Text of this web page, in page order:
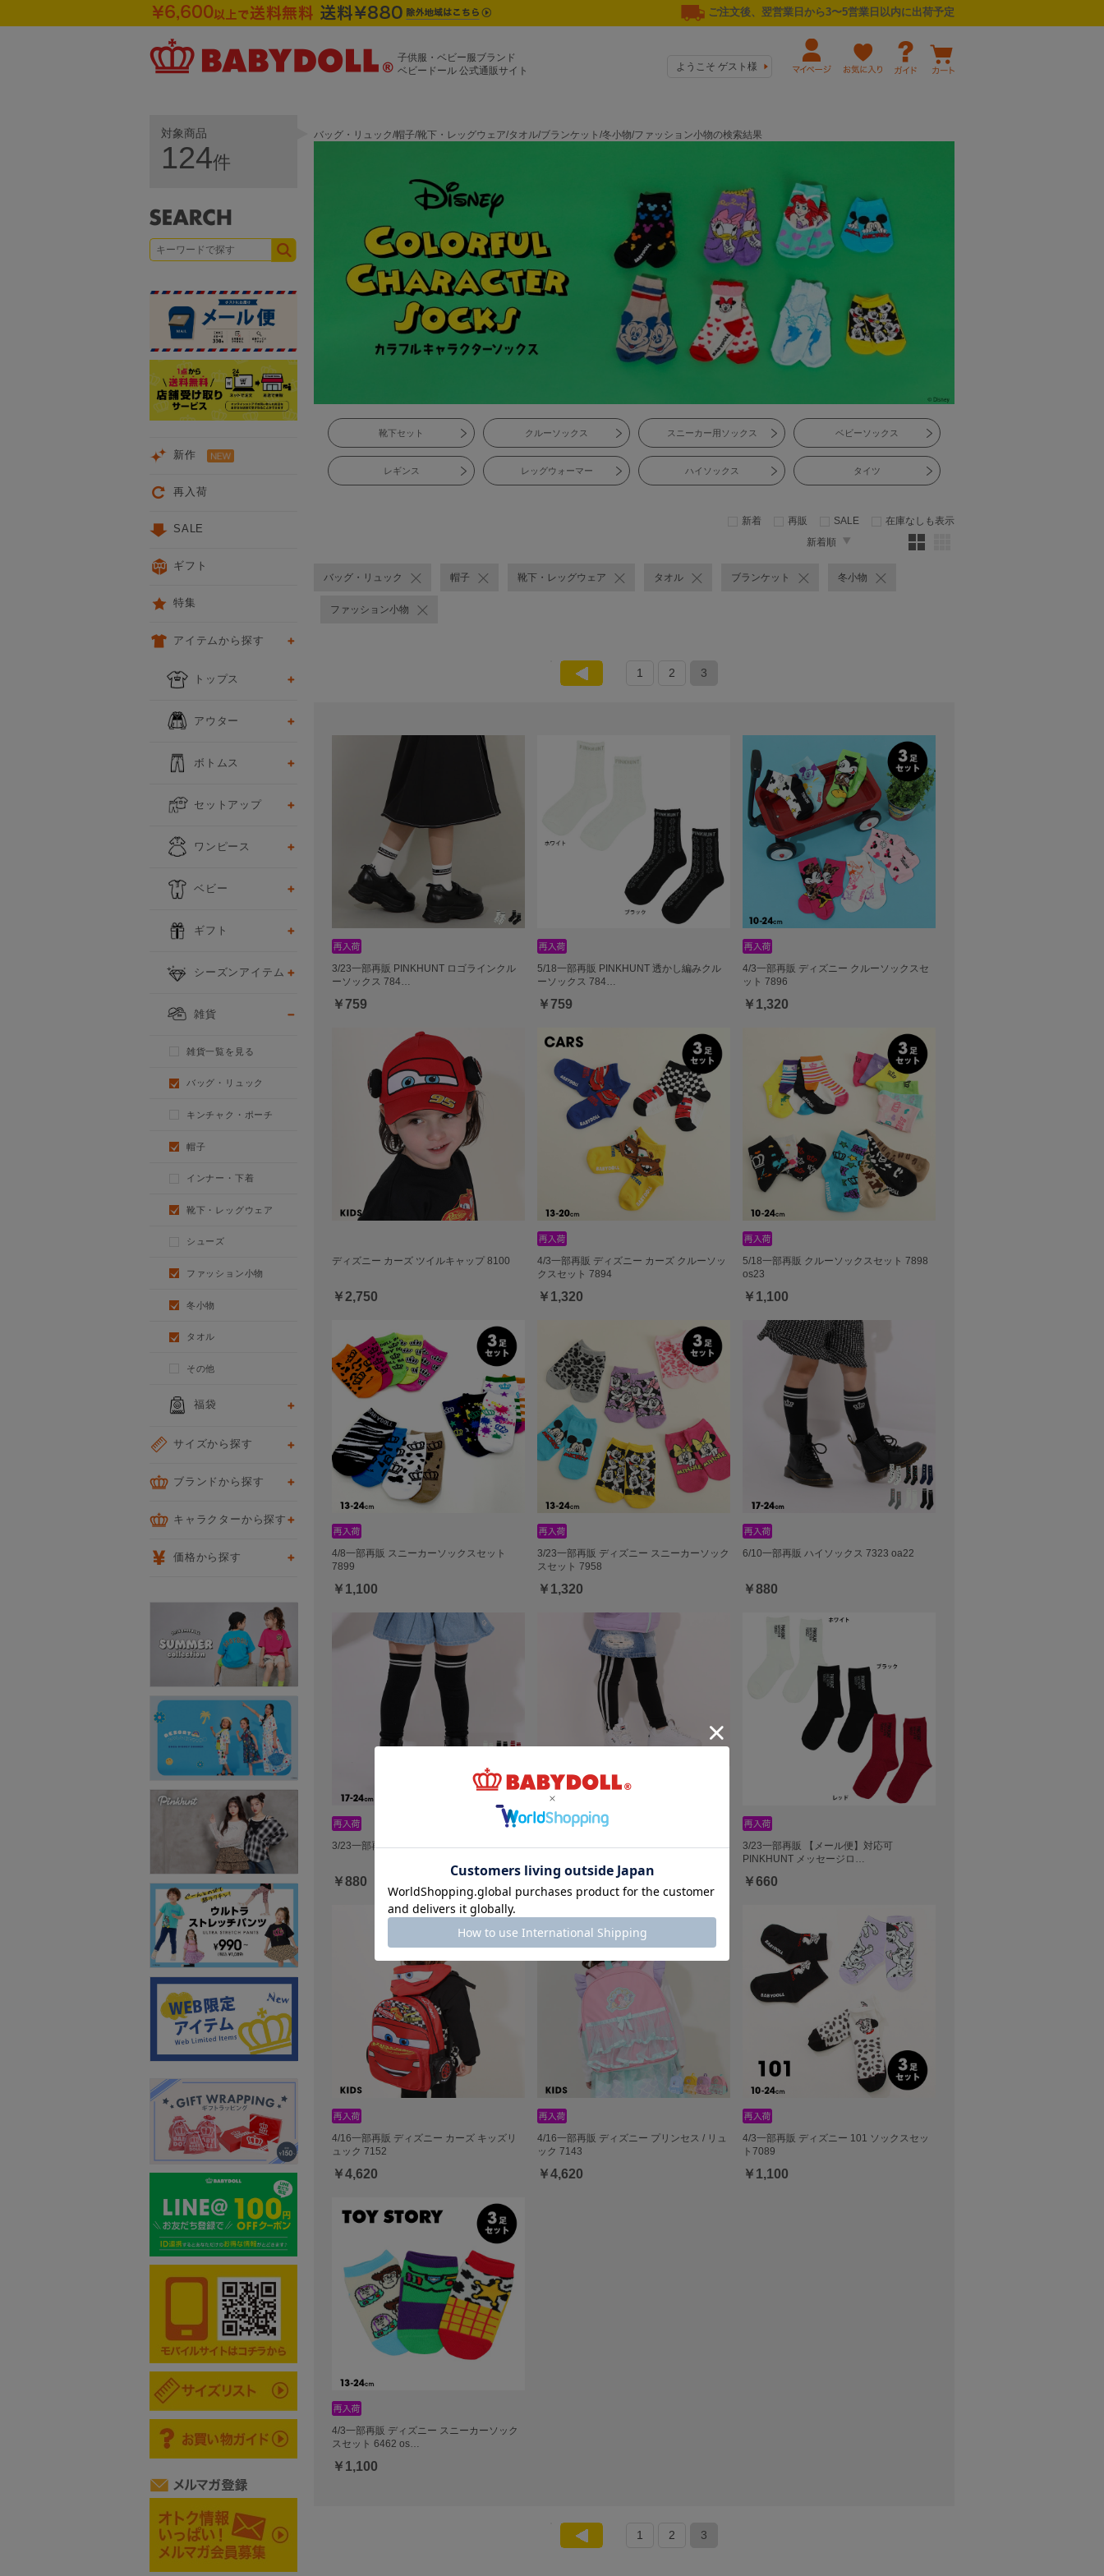
ご注文後、翌営業日から3〜5営業日以内に出荷予定
子供服・ベビー服ブランド
ベビードール 公式通販サイト
ようこそ ゲスト様
バッグ・リュック/帽子/靴下・レッグウェア/タオル/ブランケット/冬小物/ファッション小物の検索結果
靴下セット クルーソックス スニーカー用ソックス ベビーソックス
レギンス レッグウォーマー ハイソックス タイツ
新着 再販 SALE
在庫なしも表示
新着順
バッグ・リュック 帽子 靴下・レッグウェア タオル ブランケット 冬小物
ファッション小物
前 1 2 3
3/23一部再販 PINKHUNT ロゴラインクル
ーソックス 784…
￥759
5/18一部再販 PINKHUNT 透かし編みクル
ーソックス 784…
￥759
4/3一部再販 ディズニー クルーソックスセ
ット 7896
￥1,320
ディズニー カーズ ツイルキャップ 8100
￥2,750
4/3一部再販 ディズニー カーズ クルーソッ
クスセット 7894
￥1,320
5/18一部再販 クルーソックスセット 7898
os23
￥1,100
4/8一部再販 スニーカーソックスセット
7899
￥1,100
3/23一部再販 ディズニー スニーカーソック
スセット 7958
￥1,320
6/10一部再販 ハイソックス 7323 oa22
￥880
3/23一部再販 ニーハイソックス 7322 oa22
￥880
2/2～50%OFF SALE 【メール便】対応可
￥544 (50%OFF)
3/23一部再販 【メール便】対応可
PINKHUNT メッセージロ…
￥660
4/16一部再販 ディズニー カーズ キッズリ
ュック 7152
￥4,620
4/16一部再販 ディズニー プリンセス / リュ
ック 7143
￥4,620
4/3一部再販 ディズニー 101 ソックスセッ
ト7089
￥1,100
4/3一部再販 ディズニー スニーカーソック
スセット 6462 os…
￥1,100
前 1 2 3
対象商品
124件
新作
再入荷
SALE
ギフト
特集
アイテムから探す
トップス
アウター
ボトムス
セットアップ
ワンピース
ベビー
ギフト
シーズンアイテム
雑貨
雑貨一覧を見る
バッグ・リュック
キンチャク・ポーチ
帽子
インナー・下着
靴下・レッグウェア
シューズ
ファッション小物
冬小物
タオル
その他
福袋
サイズから探す
ブランドから探す
キャラクターから探す
価格から探す